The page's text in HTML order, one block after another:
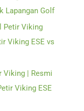
Lapangan Golf
Petir Viking
Viking ESE vs
Viking | Resmi
Viking ESE